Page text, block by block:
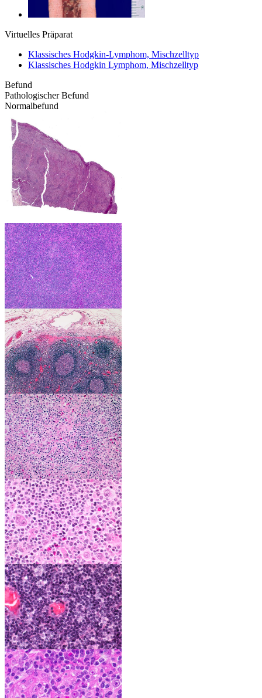
Virtuelles Präparat
Klassisches Hodgkin-Lymphom, Mischzelltyp
Klassisches Hodgkin Lymphom, Mischzelltyp
Befund
Pathologischer Befund
Normalbefund